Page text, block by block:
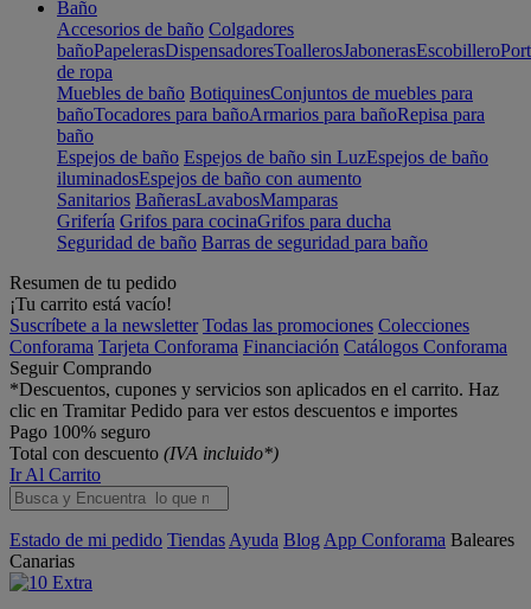
Baño
Accesorios de baño Colgadores
bañoPapelerasDispensadoresToallerosJabonerasEscobillero
de ropa
Muebles de baño BotiquinesConjuntos de muebles para
bañoTocadores para bañoArmarios para bañoRepisa para
baño
Espejos de baño Espejos de baño sin LuzEspejos de baño
iluminadosEspejos de baño con aumento
Sanitarios BañerasLavabosMamparas
Grifería Grifos para cocinaGrifos para ducha
Seguridad de baño Barras de seguridad para baño
Resumen de tu pedido
¡Tu carrito está vacío!
Suscríbete a la newsletter Todas las promociones Colecciones
Conforama Tarjeta Conforama Financiación Catálogos Conforama
Seguir Comprando
*Descuentos, cupones y servicios son aplicados en el carrito. Haz
clic en Tramitar Pedido para ver estos descuentos e importes
Pago 100% seguro
Total con descuento (IVA incluido*)
Ir Al Carrito
Estado de mi pedido Tiendas Ayuda Blog App Conforama Baleares
Canarias